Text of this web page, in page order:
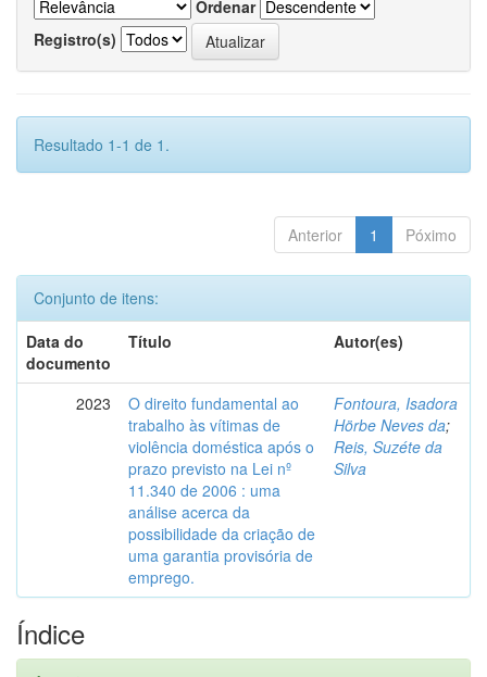
Ordenar
Registro(s)
Resultado 1-1 de 1.
Anterior 1 Póximo
Conjunto de itens:
Data do
documento
Título Autor(es)
2023
O direito fundamental ao
trabalho às vítimas de
violência doméstica após o
prazo previsto na Lei nº
11.340 de 2006 : uma
análise acerca da
possibilidade da criação de
uma garantia provisória de
emprego.
Fontoura, Isadora
Hörbe Neves da;
Reis, Suzéte da
Silva
Índice